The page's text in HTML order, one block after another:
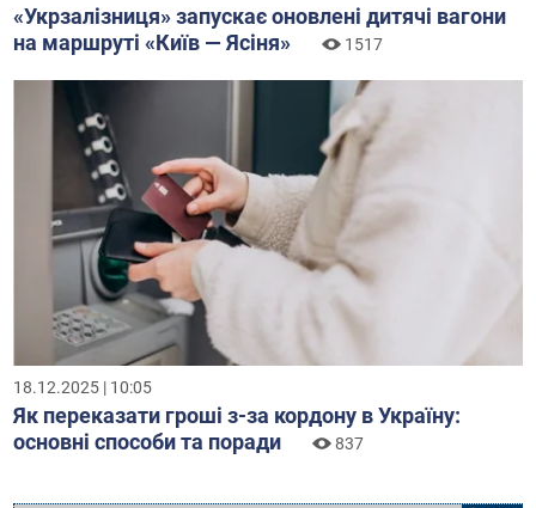
«Укрзалізниця» запускає оновлені дитячі вагони
на маршруті «Київ — Ясіня»
1517
18.12.2025 | 10:05
Як переказати гроші з-за кордону в Україну:
основні способи та поради
837